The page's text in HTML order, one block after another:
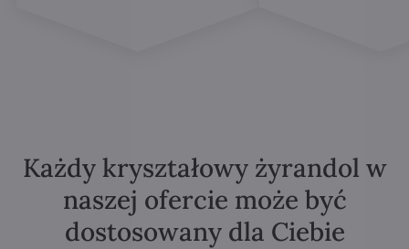
Każdy kryształowy żyrandol w
naszej ofercie może być
dostosowany dla Ciebie